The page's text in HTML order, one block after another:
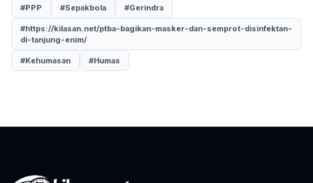
#PPP #Sepakbola #Gerindra
#https://kilasan.net/ptba-bagikan-masker-dan-semprot-disinfektan-
di-tanjung-enim/
#Kehumasan #Humas